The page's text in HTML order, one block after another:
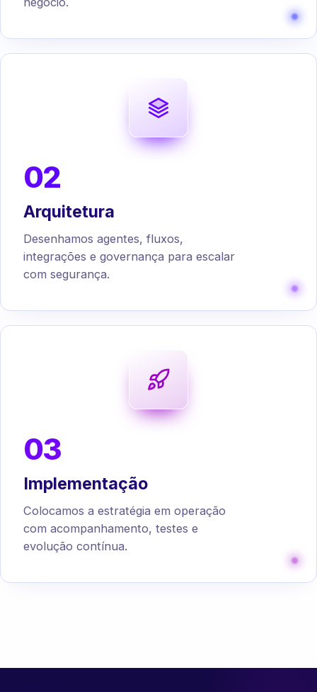
02
Arquitetura
Desenhamos agentes, fluxos,
integrações e governança para escalar
com segurança.
03
Implementação
Colocamos a estratégia em operação
com acompanhamento, testes e
evolução contínua.